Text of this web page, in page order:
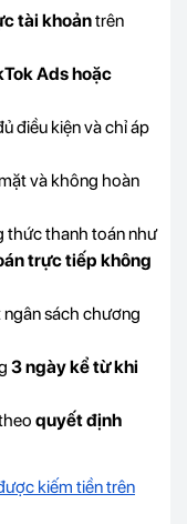
tài khoảntrên
Ads hoặc
điều kiện và chỉ áp
và không hoàn
thức thanh toán như
trực tiếp không
sách chương
3 ngày kể từ khi
quyết định
kiếm tiền trên